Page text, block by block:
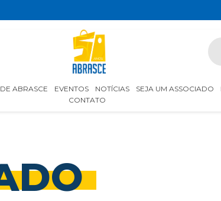
ABRASCE EVENTOS NOTÍCIAS SEJA UM ASSOCIADO
CONTATO